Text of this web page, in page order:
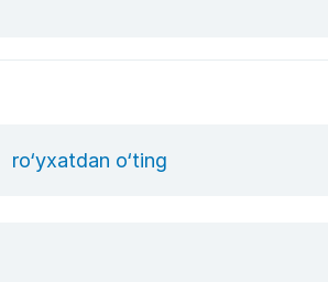
ro‘yxatdan o‘ting